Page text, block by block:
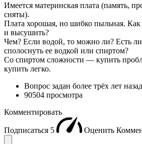
Имеется материнская плата (память,
сняты).
Плата хорошая, но шибко пыльная.
и высушить?
Чем? Если водой, то можно ли? Есть
сполоснуть ее водкой или спиртом?
Со спиртом сложности — купить
купить легко.
Вопрос задан более трёх лет назад
90504 просмотра
Комментировать
Подписаться 5 Оценить